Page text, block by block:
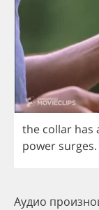
the collar has
power surges.
Аудио